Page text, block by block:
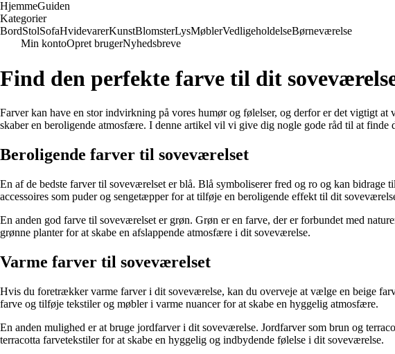
HjemmeGuiden
Kategorier
BordStolSofaHvidevarerKunstBlomsterLysMøblerVedligeholdelseBørneværelse
Min kontoOpret brugerNyhedsbreve
Find den perfekte farve til dit
Farver kan have en stor indvirkning på vores humør og følelser, og derfor er det vigtigt
skaber en beroligende atmosfære. I denne artikel vil vi give dig nogle gode råd til at finde
Beroligende farver til soveværelset
En af de bedste farver til soveværelset er blå. Blå symboliserer fred og ro og kan
accessoires som puder og sengetæpper for at tilføje en beroligende effekt til dit
En anden god farve til soveværelset er grøn. Grøn er en farve, der er forbundet med
grønne planter for at skabe en afslappende atmosfære i dit soveværelse.
Varme farver til soveværelset
Hvis du foretrækker varme farver i dit soveværelse, kan du overveje at vælge en beige
farve og tilføje tekstiler og møbler i varme nuancer for at skabe en hyggelig atmosfære.
En anden mulighed er at bruge jordfarver i dit soveværelse. Jordfarver som brun og
terracotta farvetekstiler for at skabe en hyggelig og indbydende følelse i dit soveværelse.